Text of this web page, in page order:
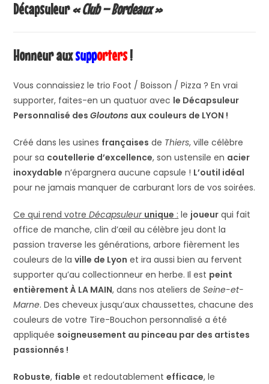
Décapsuleur« Club – Bordeaux »
Honneur auxsupporters!
Vous connaissiez le trio Foot / Boisson / Pizza ? En vrai
supporter, faites-en un quatuor avec le Décapsuleur
Personnalisé desGloutons aux couleurs de LYON !
Créé dans les usines françaises de Thiers, ville célèbre
pour sa coutellerie d’excellence, son ustensile en acier
inoxydable n’épargnera aucune capsule ! L’outil idéal
pour ne jamais manquer de carburant lors de vos soirées.
Ce qui rend votreDécapsuleur unique : le joueur qui fait
office de manche, clin d’œil au célèbre jeu dont la
passion traverse les générations, arbore fièrement les
couleurs de laville de Lyon et ira aussi bien au fervent
supporter qu’au collectionneur en herbe. Il est peint
entièrement À LA MAIN, dans nos ateliers deSeine-et-
Marne. Des cheveux jusqu’aux chaussettes, chacune des
couleurs de votre Tire-Bouchon personnalisé a été
appliquée soigneusement au pinceau par des artistes
passionnés !
Robuste, fiable et redoutablementefficace, le